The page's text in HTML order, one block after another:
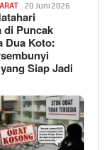
20 Juni 2026
di Puncak
Dua Koto:
Siap Jadi